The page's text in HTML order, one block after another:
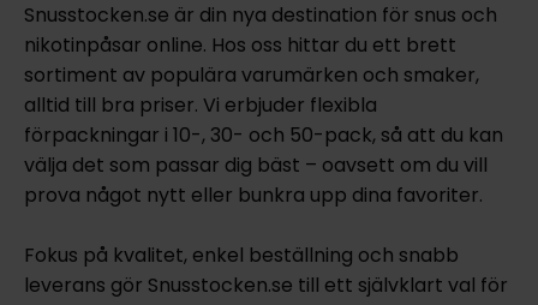
Snusstocken.se är din nya destination för snus och
nikotinpåsar online. Hos oss hittar du ett brett
sortiment av populära varumärken och smaker,
alltid till bra priser. Vi erbjuder flexibla
förpackningar i 10-, 30- och 50-pack, så att du kan
välja det som passar dig bäst – oavsett om du vill
prova något nytt eller bunkra upp dina favoriter.
Fokus på kvalitet, enkel beställning och snabb
leverans gör Snusstocken.se till ett självklart val för